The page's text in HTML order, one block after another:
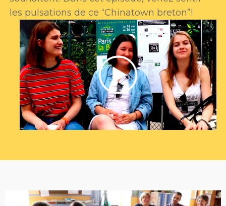
les pulsations de ce “Chinatown breton”!